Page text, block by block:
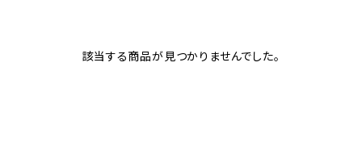
該当する商品が見つかりませんでした。